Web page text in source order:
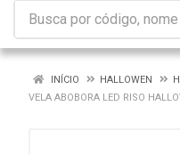
INÍCIO HALLOWEN
VELA ABOBORA LED RISO